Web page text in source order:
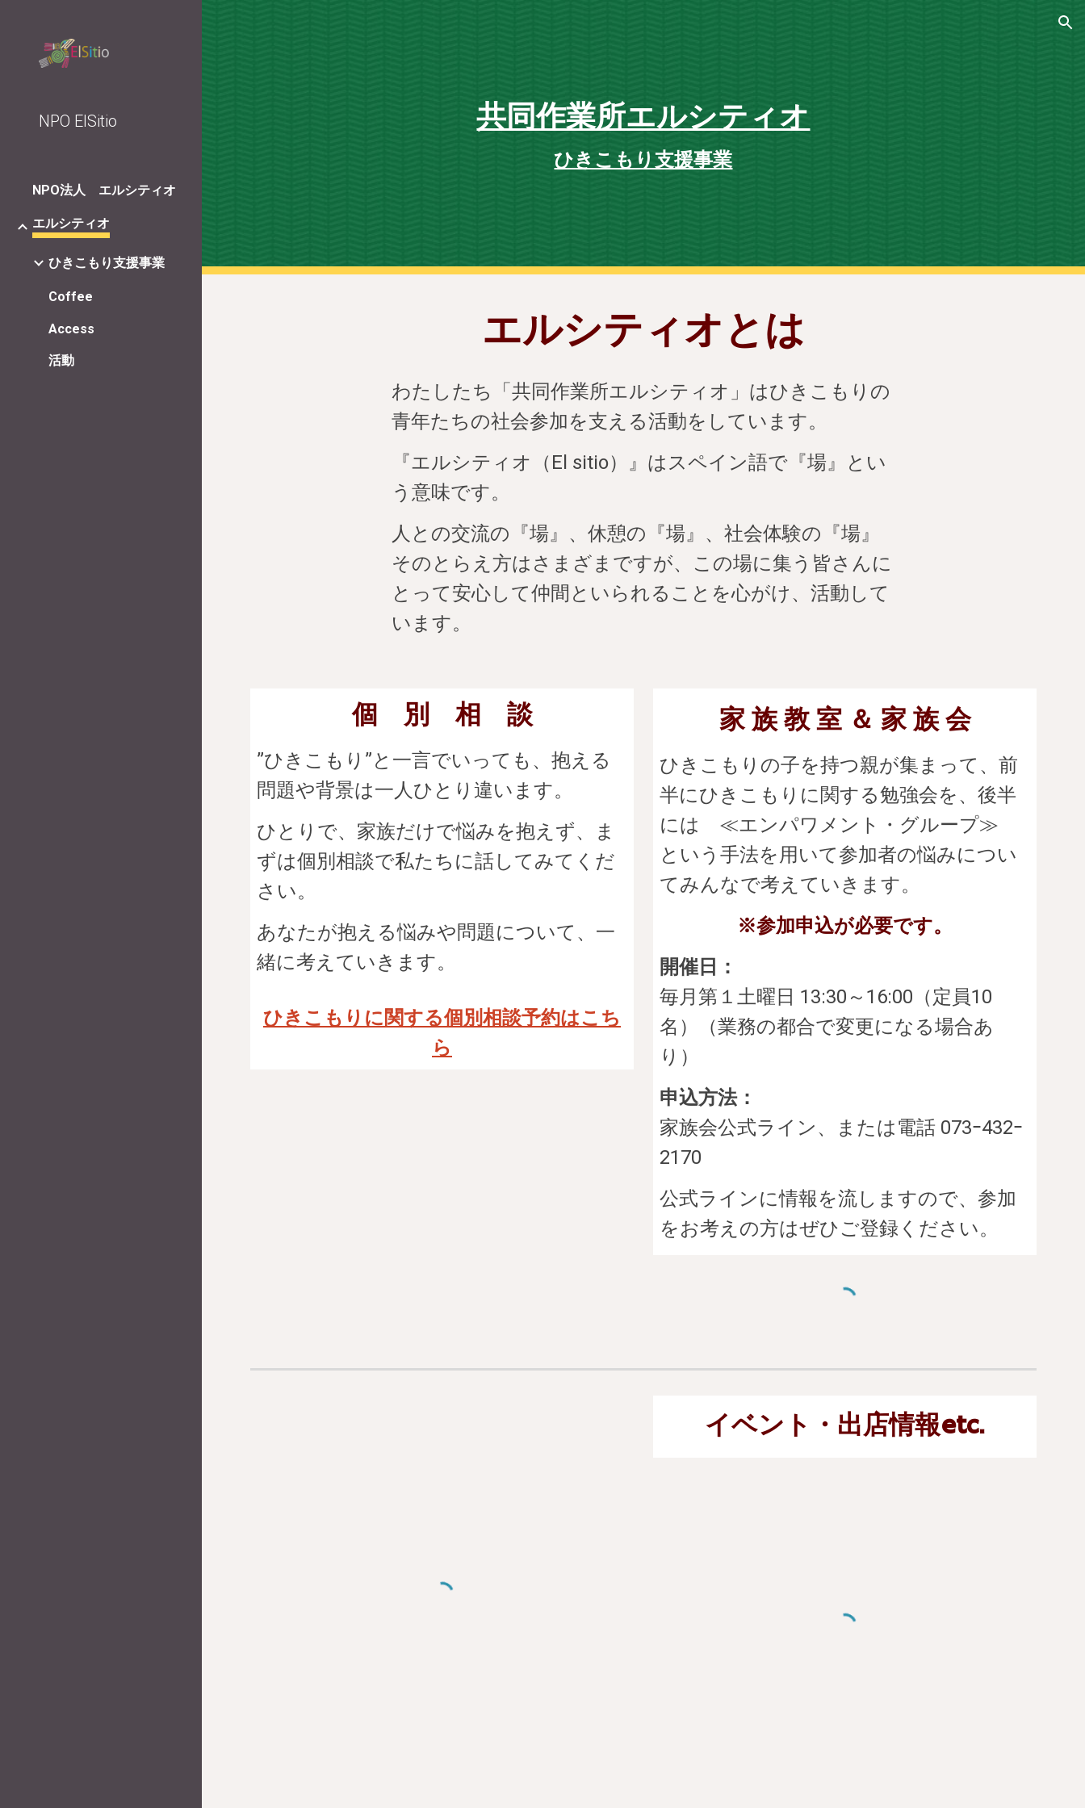
NPO ElSitio
NPO法人 エルシティオ
エルシティオ
ひきこもり支援事業
Coffee
Access
活動
共同作業所エルシティオ
ひきこもり支援事業
エルシティオとは
わたしたち「共同作業所エルシティオ」はひきこもりの
青年たちの社会参加を支える活動をしています。
『エルシティオ（El sitio） 』はスペイン語で『場』
とい
う 意味です。
人との交流の『場』、休憩の『場』、社会体験の『場』
そのとらえ方はさまざまですが、この場に集う皆さんに
とって安心して仲間といられることを心がけ、活動して
います。
個 別 相 談
”ひきこもり”と一言でいっても、抱える
問題や背景は一人ひとり違います。
ひとりで、家族だけで悩みを抱えず、ま
ずは個別相談で私たちに話してみてくだ
さい。
あなたが抱える悩みや問題について、一
緒に考えていきます。
ひきこもりに関する個別相談予約はこち
ら
家 族 教 室 ＆ 家 族 会
ひきこもりの子を持つ親が集まって、前
半にひきこもりに関する勉強会を、後半
には ≪エンパワメント・グループ≫
という手法を用いて参加者の悩みについ
てみんなで考えていきます。
※参加申込が必要です。
開催日：
毎月第１土曜日 13:30～16:00（定員10
名）
（業務の都合で変更になる場合あ
り）
申込方法：
家族会公式ライン、または電話 073ｰ432ｰ
2170
公式ラインに情報を流しますので、参加
をお考えの方はぜひご登録ください。
イベント・出店情報etc.